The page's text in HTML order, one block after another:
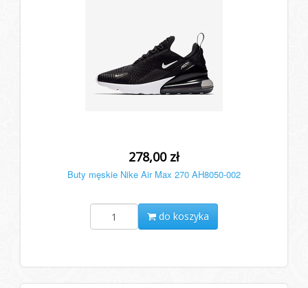
278,00 zł
Buty męskie Nike Air Max 270 AH8050-002
do koszyka